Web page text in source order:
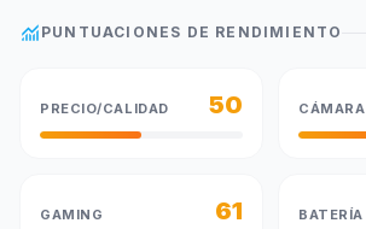
monitoring PUNTUACIONES DE RENDIMIENTO
PRECIO/CALIDAD 50 CÁMARA
GAMING 61 BATERÍA